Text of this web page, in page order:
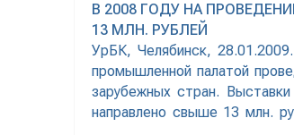
В 2008 ГОДУ НА
13 МЛН. РУБЛЕЙ
УрБК, Челябинск,
промышленной палатой
зарубежных стран.
направлено свыше 13 млн.